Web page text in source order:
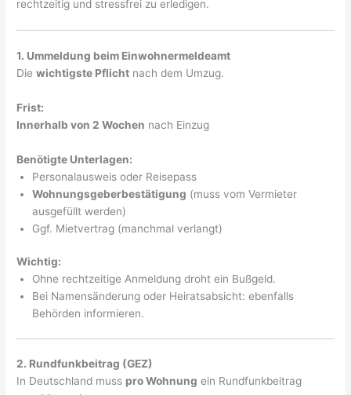
rechtzeitig und stressfrei zu erledigen.
1. Ummeldung beim Einwohnermeldeamt
Diewichtigste Pflicht nach dem Umzug.
Frist:
Innerhalb von 2 Wochen nach Einzug
Benötigte Unterlagen:
Personalausweis oder Reisepass
Wohnungsgeberbestätigung (muss vom Vermieter
ausgefüllt werden)
Ggf. Mietvertrag (manchmal verlangt)
Wichtig:
Ohne rechtzeitige Anmeldung droht ein Bußgeld.
Bei Namensänderung oder Heiratsabsicht: ebenfalls
Behörden informieren.
2. Rundfunkbeitrag (GEZ)
In Deutschland muss pro Wohnung ein Rundfunkbeitrag